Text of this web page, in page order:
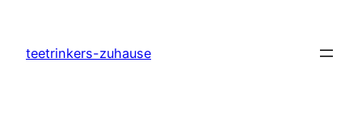
springen
teetrinkers-zuhause